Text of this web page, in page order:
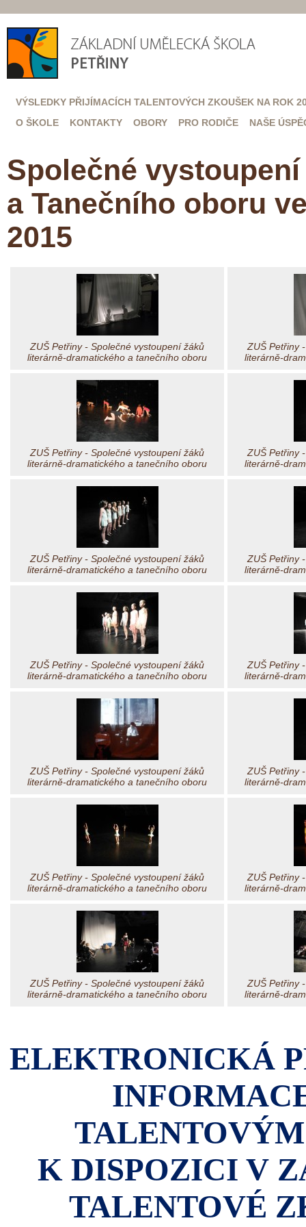
VÝSLEDKY PŘIJÍMACÍCH TALENTOVÝCH ZKOUŠEK NA ROK
O ŠKOLE
KONTAKTY OBORY PRO RODIČE NAŠE
Společné
a Tanečního oboru
2015
ZUŠ Petřiny - Společné vystoupení žáků
literárně-dramatického a tanečního oboru
ZUŠ Petřiny
literárně-
ZUŠ Petřiny - Společné vystoupení žáků
literárně-dramatického a tanečního oboru
ZUŠ Petřiny
literárně-
ZUŠ Petřiny - Společné vystoupení žáků
literárně-dramatického a tanečního oboru
ZUŠ Petřiny
literárně-
ZUŠ Petřiny - Společné vystoupení žáků
literárně-dramatického a tanečního oboru
ZUŠ Petřiny
literárně-
ZUŠ Petřiny - Společné vystoupení žáků
literárně-dramatického a tanečního oboru
ZUŠ Petřiny
literárně-
ZUŠ Petřiny - Společné vystoupení žáků
literárně-dramatického a tanečního oboru
ZUŠ Petřiny
literárně-
ZUŠ Petřiny - Společné vystoupení žáků
literárně-dramatického a tanečního oboru
ZUŠ Petřiny
literárně-
ELEKTRONICKÁ
K DISPOZICI V
TALENTOVÉ